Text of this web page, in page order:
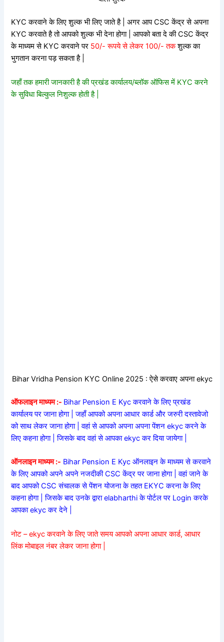
KYC करवाने के लिए शुल्क भी लिए जाते है | अगर आप CSC केंद्र से अपना
KYC करवाते है तो आपको शुल्क भी देना होगा | आपको बता दे की CSC केंद्र
के माध्यम से KYC करवाने पर 50/- रूपये से लेकर 100/- तकशुल्क का
भुगतान करना पड़ सकता है |
जहाँ तक हमारी जानकारी है की प्रखंड कार्यालय/ब्लॉक ऑफिस में KYC करने
के सुविधा बिल्कुल निशुल्क होती है |
Bihar Vridha Pension KYC Online 2025 : ऐसे करवाए अपना ekyc
ऑफलाइन माध्यम :- Bihar Pension E Kyc करवाने के लिए प्रखंड
कार्यालय पर जाना होगा | जहाँ आपको अपना आधार कार्ड और जरुरी दस्तावेजो
को साथ लेकर जाना होगा | वहां से आपको अपना अपना पेंशन ekyc करने के
लिए कहना होगा | जिसके बाद वहां से आपका ekyc कर दिया जायेगा |
ऑनलाइन माध्यम :- Bihar Pension E Kyc ऑनलाइन के माध्यम से करवाने
के लिए आपको अपने अपने नजदीकी CSC केंद्र पर जाना होगा | वहां जाने के
बाद आपको CSC संचालक से पेंशन योजना के तहत EKYC करना के लिए
कहना होगा | जिसके बाद उनके द्वारा elabharthi के पोर्टल पर Login करके
आपका ekyc कर देने |
नोट – ekyc करवाने के लिए जाते समय आपको अपना आधार कार्ड, आधार
लिंक मोबाइल नंबर लेकर जाना होगा |